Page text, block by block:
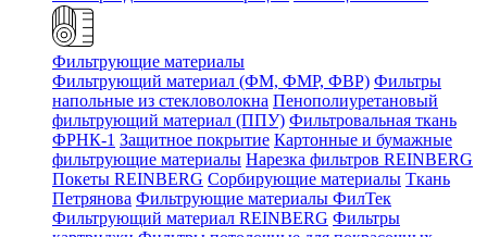
Фильтрующие материалы
Фильтрующий материал (ФМ, ФМР, ФВР) Фильтры
напольные из стекловолокна Пенополиуретановый
фильтрующий материал (ППУ) Фильтровальная ткань
ФРНК-1 Защитное покрытие Картонные и бумажные
фильтрующие материалы Нарезка фильтров REINBERG
Покеты REINBERG Сорбирующие материалы Ткань
Петрянова Фильтрующие материалы ФилТек
Фильтрующий материал REINBERG Фильтры